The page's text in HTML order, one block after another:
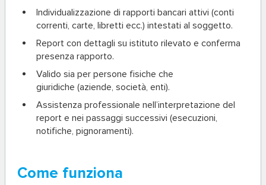
Individualizzazione di rapporti bancari attivi (conti
correnti, carte, libretti ecc.) intestati al soggetto.
Report con dettagli su istituto rilevato e conferma
presenza rapporto.
Valido sia per persone fisiche che
giuridiche (aziende, società, enti).
Assistenza professionale nell’interpretazione del
report e nei passaggi successivi (esecuzioni,
notifiche, pignoramenti).
Come funziona